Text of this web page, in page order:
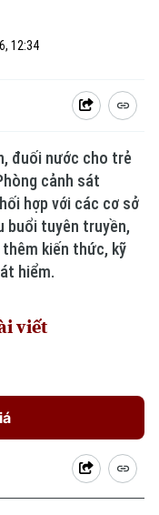
12:34
đuối nước cho trẻ
cảnh sát
hợp với các cơ sở
buổi tuyên truyền,
kiến thức, kỹ
hiểm.
viết